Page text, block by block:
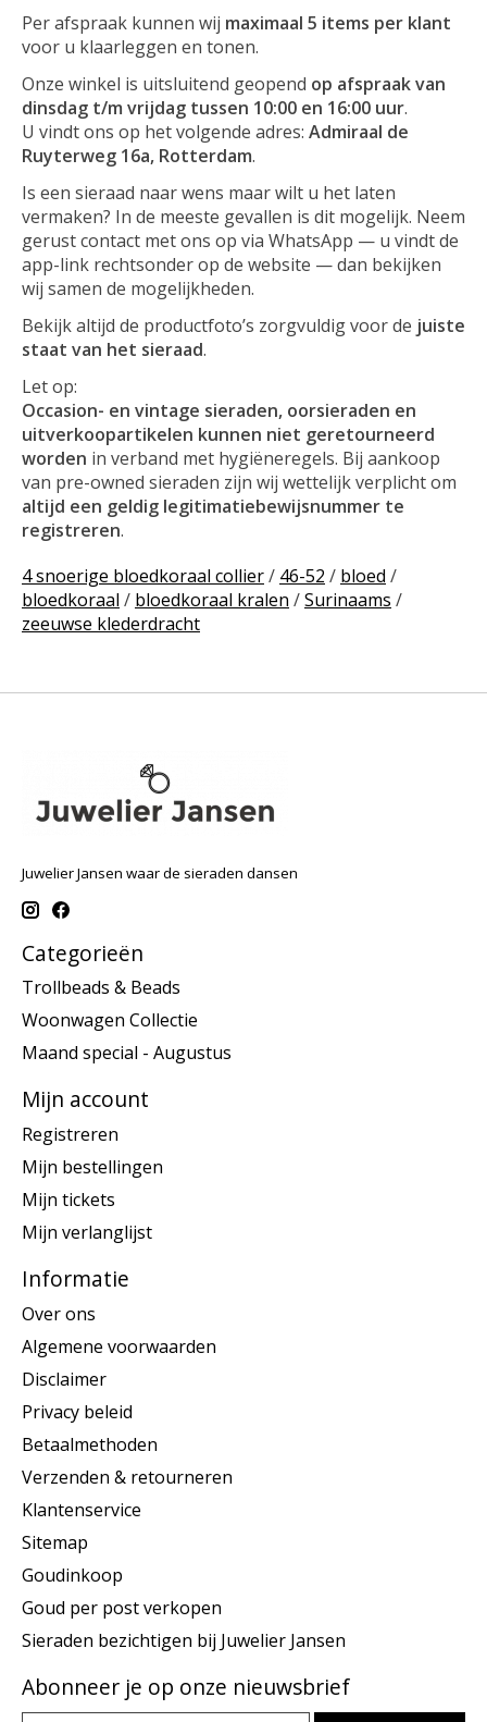
Per afspraak kunnen wij maximaal 5 items per klant
voor u klaarleggen en tonen.
Onze winkel is uitsluitend geopend op afspraak van
dinsdag t/m vrijdag tussen 10:00 en 16:00 uur.
U vindt ons op het volgende adres: Admiraal de
Ruyterweg 16a, Rotterdam.
Is een sieraad naar wens maar wilt u het laten
vermaken? In de meeste gevallen is dit mogelijk. Neem
gerust contact met ons op via WhatsApp — u vindt de
app-link rechtsonder op de website — dan bekijken
wij samen de mogelijkheden.
Bekijk altijd de productfoto’s zorgvuldig voor de juiste
staat van het sieraad.
Let op:
Occasion- en vintage sieraden, oorsieraden en
uitverkoopartikelen kunnen niet geretourneerd
worden in verband met hygiëneregels. Bij aankoop
van pre-owned sieraden zijn wij wettelijk verplicht om
altijd een geldig legitimatiebewijsnummer te
registreren.
4 snoerige bloedkoraal collier/ 46-52 / bloed /
bloedkoraal / bloedkoraal kralen /Surinaams /
zeeuwse klederdracht
Juwelier Jansen waar de sieraden dansen
Categorieën
Trollbeads & Beads
Woonwagen Collectie
Maand special - Augustus
Mijn account
Registreren
Mijn bestellingen
Mijn tickets
Mijn verlanglijst
Informatie
Over ons
Algemene voorwaarden
Disclaimer
Privacy beleid
Betaalmethoden
Verzenden & retourneren
Klantenservice
Sitemap
Goudinkoop
Goud per post verkopen
Sieraden bezichtigen bij Juwelier Jansen
Abonneer je op onze nieuwsbrief